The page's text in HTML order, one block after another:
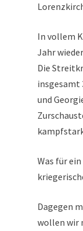
In vollem
Jahr
Die
insgesamt
und
Was für
Dagegen
wollen wir